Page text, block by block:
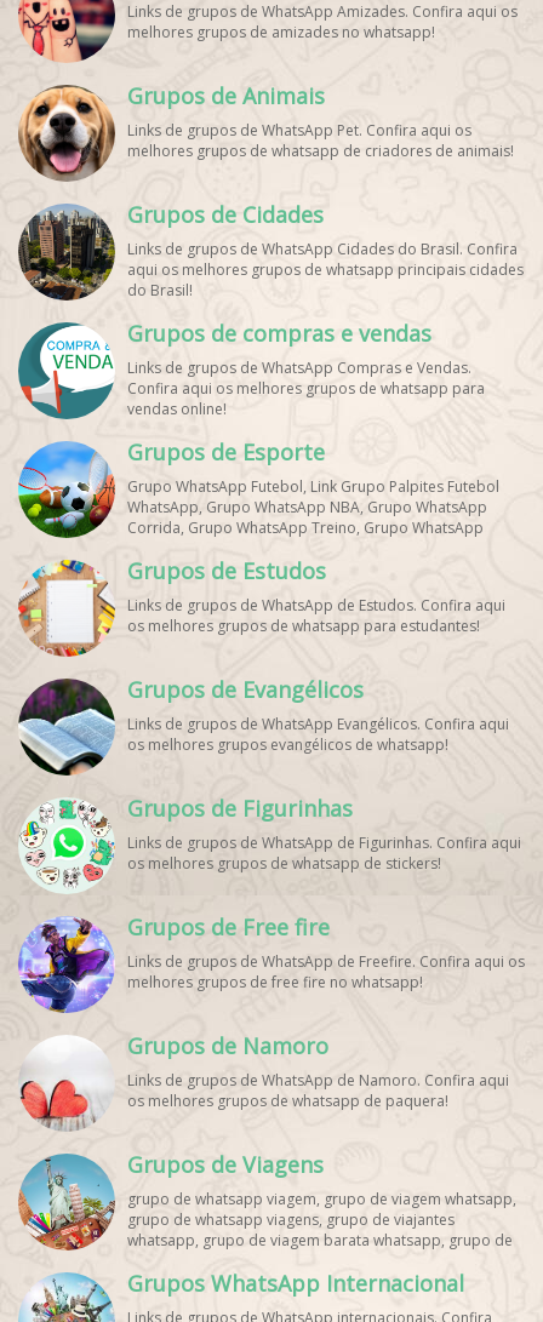
Links de grupos de WhatsApp Amizades. Confira aqui os
melhores grupos de amizades no whatsapp!
Grupos de Animais
Links de grupos de WhatsApp Pet. Confira aqui os
melhores grupos de whatsapp de criadores de animais!
Grupos de Cidades
Links de grupos de WhatsApp Cidades do Brasil. Confira
aqui os melhores grupos de whatsapp principais cidades
do Brasil!
Grupos de compras e vendas
Links de grupos de WhatsApp Compras e Vendas.
Confira aqui os melhores grupos de whatsapp para
vendas online!
Grupos de Esporte
Grupo WhatsApp Futebol, Link Grupo Palpites Futebol
WhatsApp, Grupo WhatsApp NBA, Grupo WhatsApp
Corrida, Grupo WhatsApp Treino, Grupo WhatsApp
WhatsApp, Grupo de Torcedores [Nome do Time]
WhatsApp, Link de Grupos de Esporte Grátis, Grupo
WhatsApp Dicas de Treino, Grupo WhatsApp Futebol Ao
Vivo. Grupo WhatsApp Esporte, Grupos de Esporte
WhatsApp Esporte, Grupo WhatsApp Futebol, Link Grupo
Palpites Futebol WhatsApp, Grupo WhatsApp NBA,
Grupos de Estudos
Links de grupos de WhatsApp de Estudos. Confira aqui
os melhores grupos de whatsapp para estudantes!
Grupos de Evangélicos
Links de grupos de WhatsApp Evangélicos. Confira aqui
os melhores grupos evangélicos de whatsapp!
Grupos de Figurinhas
Links de grupos de WhatsApp de Figurinhas. Confira aqui
os melhores grupos de whatsapp de stickers!
Grupos de Free fire
Links de grupos de WhatsApp de Freefire. Confira aqui os
melhores grupos de free fire no whatsapp!
Grupos de Namoro
Links de grupos de WhatsApp de Namoro. Confira aqui
os melhores grupos de whatsapp de paquera!
Grupos de Viagens
grupo de whatsapp viagem, grupo de viagem whatsapp,
grupo de whatsapp viagens, grupo de viajantes
whatsapp, grupo de viagem barata whatsapp, grupo de
grupo de excursão whatsapp, grupo de viagem em
grupo whatsapp, grupo de viagens nacionais whatsapp,
Grupos WhatsApp Internacional
Links de grupos de WhatsApp internacionais. Confira